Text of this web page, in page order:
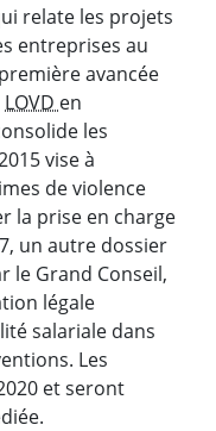
relate les projets
entreprises au
avancée
LOVD en
les
vise à
de violence
la prise en charge
un autre dossier
le Grand Conseil,
légale
salariale dans
Les
et seront